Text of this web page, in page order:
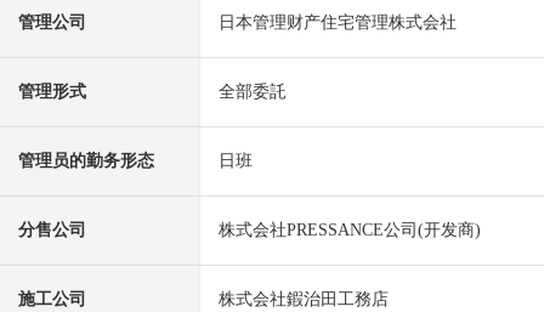
管理公司 日本管理财产住宅管理株式会社
管理形式 全部委託
管理员的勤务形态 日班
分售公司 株式会社PRESSANCE公司(开发商)
施工公司 株式会社鍜治田工務店